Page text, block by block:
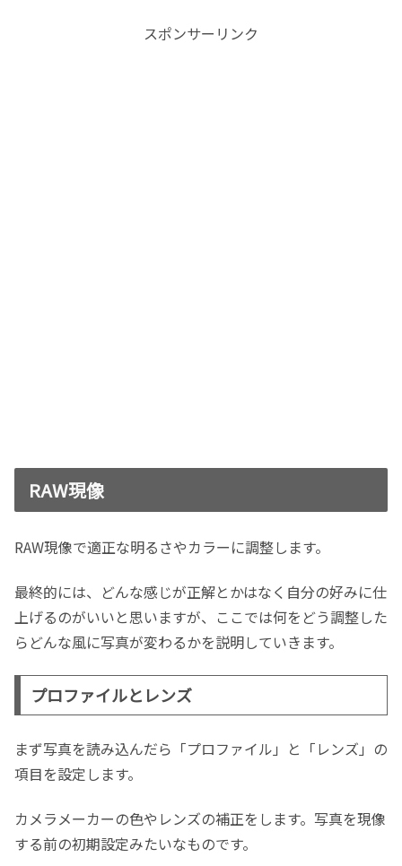
スポンサーリンク
RAW現像
RAW現像で適正な明るさやカラーに調整します。
最終的には、どんな感じが正解とかはなく自分の好みに仕
上げるのがいいと思いますが、ここでは何をどう調整した
らどんな風に写真が変わるかを説明していきます。
プロファイルとレンズ
まず写真を読み込んだら「プロファイル」と「レンズ」の
項目を設定します。
カメラメーカーの色やレンズの補正をします。写真を現像
する前の初期設定みたいなものです。